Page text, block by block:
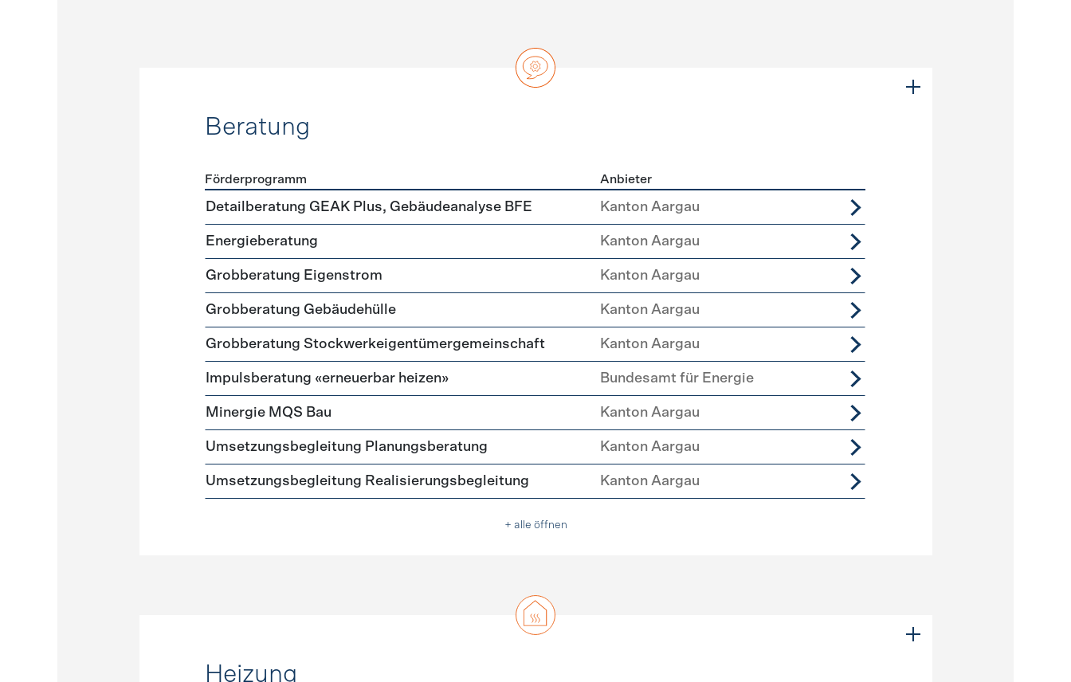
Beratung
Förderprogramme Beratung
Förderprogramm Anbieter
Detailberatung GEAK Plus, Gebäudeanalyse BFE Kanton Aargau
Energieberatung Kanton Aargau
Grobberatung Eigenstrom Kanton Aargau
Grobberatung Gebäudehülle Kanton Aargau
Grobberatung Stockwerkeigentümergemeinschaft Kanton Aargau
Impulsberatung «erneuerbar heizen» Bundesamt für Energie
Minergie MQS Bau Kanton Aargau
Umsetzungsbegleitung Planungsberatung Kanton Aargau
Umsetzungsbegleitung Realisierungsbegleitung Kanton Aargau
+ alle öffnen
Heizung